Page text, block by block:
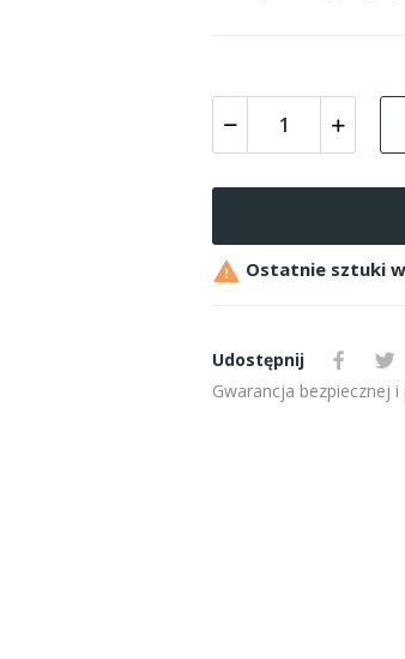
 Ostatnie sztuki
Udostępnij
Gwarancja bezpiecznej